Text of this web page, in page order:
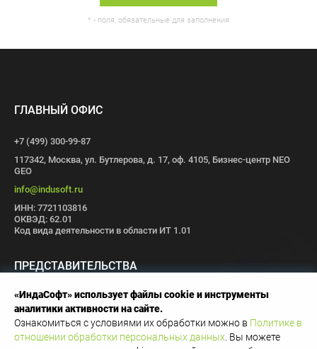
* - поля, обязательные для заполнения
ГЛАВНЫЙ ОФИС
+7 (499) 300-99-87
117342, Москва, ул. Бутлерова, д. 17, оф. 4105, Бизнес-центр NEO
GEO
info@indusoft.ru
ИНН: 7721103816
ОКВЭД: 62.01
Код вида деятельности в области ИТ 1.01
ПРЕДСТАВИТЕЛЬСТВА
Москва Санкт-Петербург Пермь Иваново Волгоград
Томск
Иннополис
Copyright © 1996-2026 OOO
«ИндаСофт» использует файлы cookie и инструменты
аналитики активности на сайте.
Ознакомиться с условиями их обработки можно в Политике в
отношении обработки персональных данных . Вы можете